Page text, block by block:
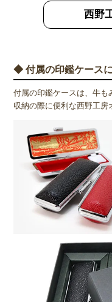
西野
◆ 付属の印鑑ケース
付属の印鑑ケースは、牛も
収納の際に便利な西野工房